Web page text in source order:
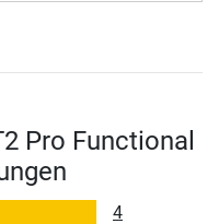
Pro Functional
4